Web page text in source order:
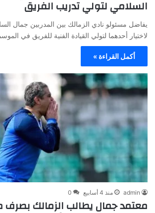
السلامي لتولي تدريب الفريق
يفاضل مسئولو نادي الزمالك بين المدربين جمال
لاختيار أحدهما لتولي القيادة الفنية للفريق في
أكمل القراءة »
admin منذ 4 أسابيع 0
معتمد جمال يطالب الزمالك